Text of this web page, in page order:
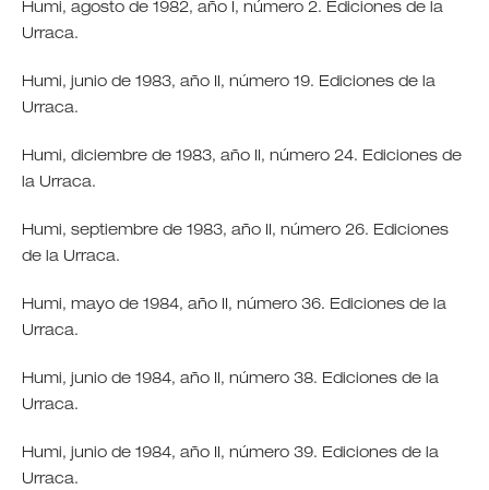
Humi, agosto de 1982, año I, número 2. Ediciones de la
Urraca.
Humi, junio de 1983, año II, número 19. Ediciones de la
Urraca.
Humi, diciembre de 1983, año II, número 24. Ediciones de
la Urraca.
Humi, septiembre de 1983, año II, número 26. Ediciones
de la Urraca.
Humi, mayo de 1984, año II, número 36. Ediciones de la
Urraca.
Humi, junio de 1984, año II, número 38. Ediciones de la
Urraca.
Humi, junio de 1984, año II, número 39. Ediciones de la
Urraca.